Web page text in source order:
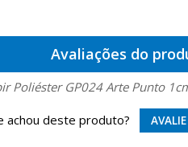
Avaliações do
Poliéster GP024 Arte Punto
achou deste produto?